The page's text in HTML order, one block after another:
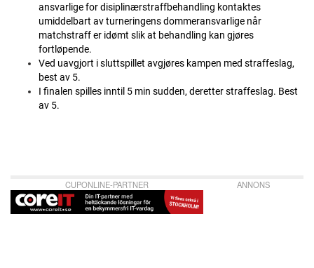
ansvarlige for disiplinærstraffbehandling kontaktes
umiddelbart av turneringens dommeransvarlige når
matchstraff er idømt slik at behandling kan gjøres
fortløpende.
Ved uavgjort i sluttspillet avgjøres kampen med straffeslag,
best av 5.
I finalen spilles inntil 5 min sudden, deretter straffeslag. Best
av 5.
CUPONLINE-PARTNER ANNONS